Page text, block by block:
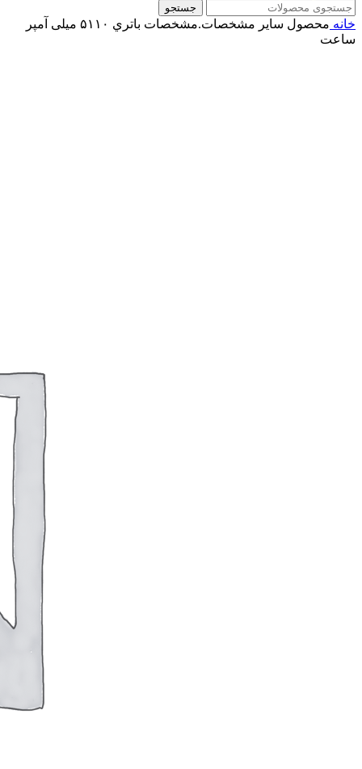
جستجو
خانه محصول ساير مشخصات.مشخصات باتري
۵۱۱۰ میلی آمپر
ساعت